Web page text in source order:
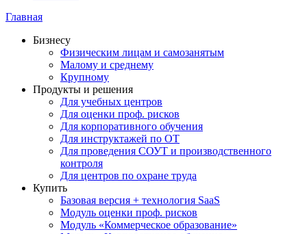
Главная
Бизнесу
Физическим лицам и самозанятым
Малому и среднему
Крупному
Продукты и решения
Для учебных центров
Для оценки проф. рисков
Для корпоративного обучения
Для инструктажей по ОТ
Для проведения СОУТ и производственного
контроля
Для центров по охране труда
Купить
Базовая версия + технология SaaS
Модуль оценки проф. рисков
Модуль «Коммерческое образование»